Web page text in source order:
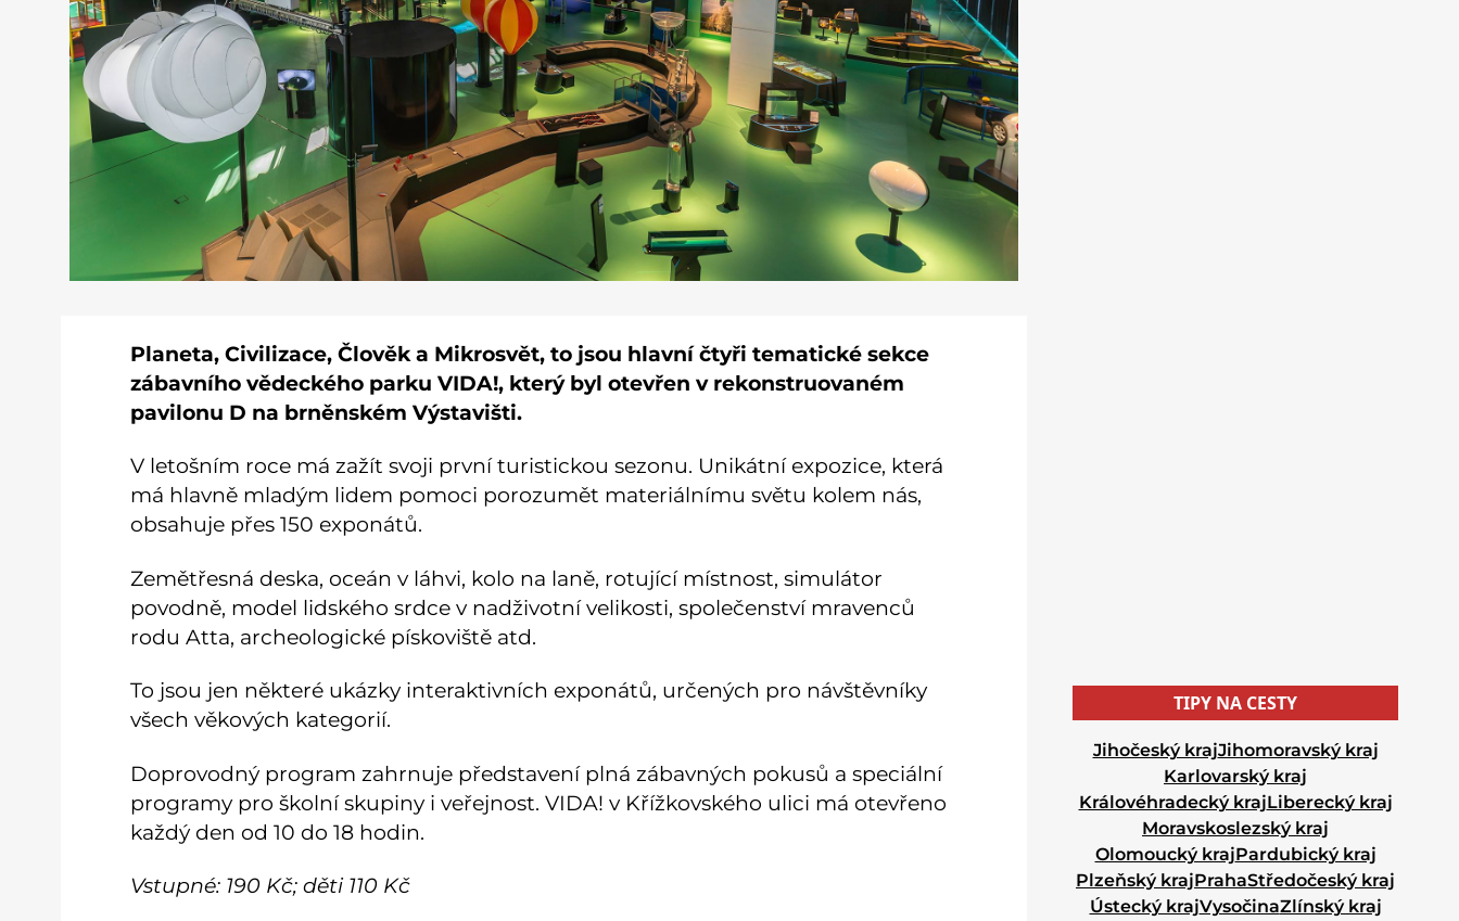
Planeta, Civilizace, Člověk a Mikrosvět, to jsou hlavní čtyři tematické sekce
zábavního vědeckého parku VIDA!, který byl otevřen v rekonstruovaném
pavilonu D na brněnském Výstavišti.
V letošním roce má zažít svoji první turistickou sezonu. Unikátní expozice, která
má hlavně mladým lidem pomoci porozumět materiálnímu světu kolem nás,
obsahuje přes 150 exponátů.
Zemětřesná deska, oceán v láhvi, kolo na laně, rotující místnost, simulátor
povodně, model lidského srdce v nadživotní velikosti, společenství mravenců
rodu Atta, archeologické pískoviště atd.
To jsou jen některé ukázky interaktivních exponátů, určených pro návštěvníky
všech věkových kategorií.
Doprovodný program zahrnuje představení plná zábavných pokusů a speciální
programy pro školní skupiny i veřejnost. VIDA! v Křížkovského ulici má otevřeno
každý den od 10 do 18 hodin.
Vstupné: 190 Kč; děti 110 Kč
TIPY NA CESTY
Jihočeský krajJihomoravský kraj
Karlovarský kraj
Královéhradecký krajLiberecký kraj
Moravskoslezský kraj
Olomoucký krajPardubický kraj
Plzeňský krajPrahaStředočeský kraj
Ústecký krajVysočinaZlínský kraj